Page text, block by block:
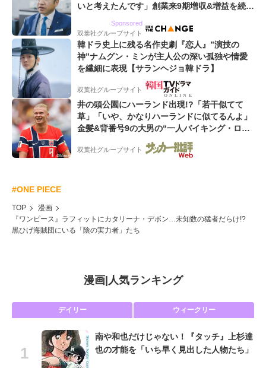
いと考えたんです」創業来9期増収&増益を続け
Sponsored
双葉社グループサイト
韓ドラ史上に残る名作史劇『恋人』”演技の
神”ナムグン・ミンが主人公の深い孤独や情愛
を繊細に表現【サランヘジョ韓ドラ】
双葉社グループサイト
井の頭公園にハーランド出現!?「若干似てて
草」「いや、かなりハーランドに似てるんよ」
金髪&背番号9の大男の“一人バイキング・ロ
ー”映像が話題!「元気をもらった」
双葉社グループサイト
#ONE PIECE
TOP
漫画
『ワンピース』ラフィットにカタリーナ・デボン…未知数の猛者だらけ!?
黒ひげ海賊団にいる「陰の実力者」たち
漫画| 人気ランキング
デイリー ウィークリー
南や和也だけじゃない！『タッチ』上杉達
也の才能を「いち早く見出した人物たち」